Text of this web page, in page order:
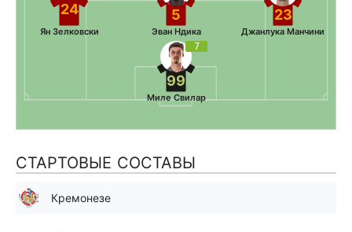
7
99
Миле Свилар
24
Ян Зелковски
5
Эван Ндика
23
Джанлука Манчини
СТАРТОВЫЕ СОСТАВЫ
Кремонезе